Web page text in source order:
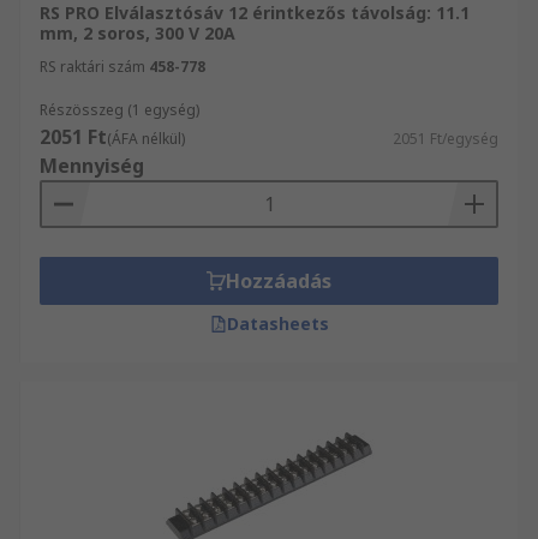
RS PRO Elválasztósáv 12 érintkezős távolság: 11.1
mm, 2 soros, 300 V 20A
RS raktári szám 458-778
Részösszeg (1 egység)
2051 Ft(ÁFA nélkül) 2051 Ft/egység
Mennyiség
Hozzáadás
Datasheets